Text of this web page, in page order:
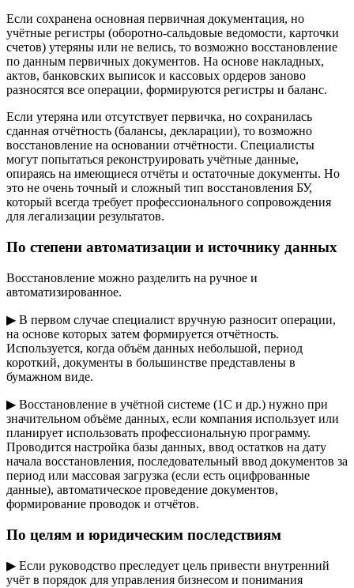
Если сохранена основная первичная документация, но
учётные регистры (оборотно-сальдовые ведомости, карточки
счетов) утеряны или не велись, то возможно восстановление
по данным первичных документов. На основе накладных,
актов, банковских выписок и кассовых ордеров заново
разносятся все операции, формируются регистры и баланс.
Если утеряна или отсутствует первичка, но сохранилась
сданная отчётность (балансы, декларации), то возможно
восстановление на основании отчётности. Специалисты
могут попытаться реконструировать учётные данные,
опираясь на имеющиеся отчёты и остаточные документы. Но
это не очень точный и сложный тип восстановления БУ,
который всегда требует профессионального сопровождения
для легализации результатов.
По степени автоматизации и источнику данных
Восстановление можно разделить на ручное и
автоматизированное.
▶ В первом случае специалист вручную разносит операции,
на основе которых затем формируется отчётность.
Используется, когда объём данных небольшой, период
короткий, документы в большинстве представлены в
бумажном виде.
▶ Восстановление в учётной системе (1С и др.) нужно при
значительном объёме данных, если компания использует или
планирует использовать профессиональную программу.
Проводится настройка базы данных, ввод остатков на дату
начала восстановления, последовательный ввод документов за
период или массовая загрузка (если есть оцифрованные
данные), автоматическое проведение документов,
формирование проводок и отчётов.
По целям и юридическим последствиям
▶ Если руководство преследует цель привести внутренний
учёт в порядок для управления бизнесом и понимания